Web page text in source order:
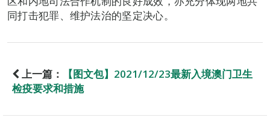
同打击犯罪、维护法治的坚定决心。
上一篇：
【图文包】2021/12/23最新入境澳门卫生
检疫要求和措施